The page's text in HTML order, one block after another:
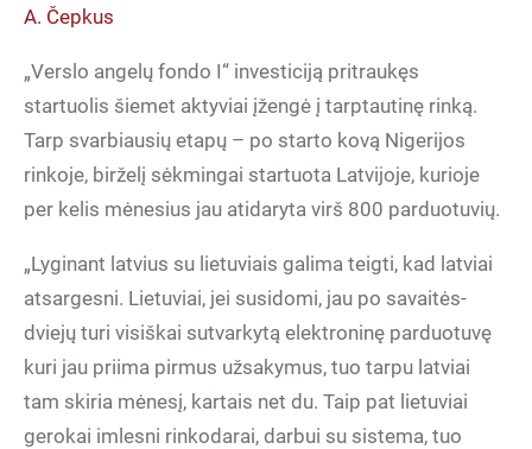
A. Čepkus
„Verslo angelų fondo I“ investiciją pritraukęs
startuolis šiemet aktyviai įžengė į tarptautinę rinką.
Tarp svarbiausių etapų – po starto kovą Nigerijos
rinkoje, birželį sėkmingai startuota Latvijoje, kurioje
per kelis mėnesius jau atidaryta virš 800 parduotuvių.
„Lyginant latvius su lietuviais galima teigti, kad latviai
atsargesni. Lietuviai, jei susidomi, jau po savaitės-
dviejų turi visiškai sutvarkytą elektroninę parduotuvę
kuri jau priima pirmus užsakymus, tuo tarpu latviai
tam skiria mėnesį, kartais net du. Taip pat lietuviai
gerokai imlesni rinkodarai, darbui su sistema, tuo